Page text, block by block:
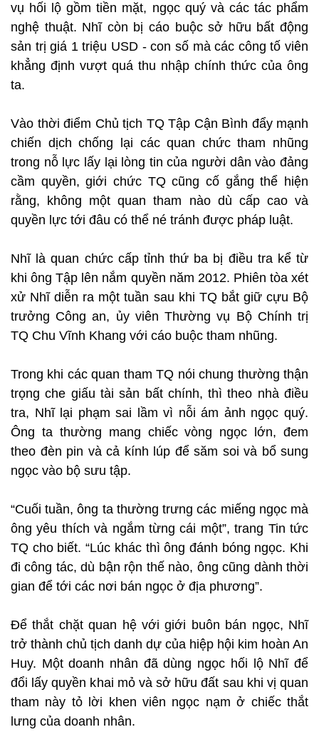
vụ hối lộ gồm tiền mặt, ngọc quý và các tác phẩm
nghệ thuật. Nhĩ còn bị cáo buộc sở hữu bất động
sản trị giá 1 triệu USD - con số mà các công tố viên
khẳng định vượt quá thu nhập chính thức của ông
ta.
Vào thời điểm Chủ tịch TQ Tập Cận Bình đẩy mạnh
chiến dịch chống lại các quan chức tham nhũng
trong nỗ lực lấy lại lòng tin của người dân vào đảng
cầm quyền, giới chức TQ cũng cố gắng thể hiện
rằng, không một quan tham nào dù cấp cao và
quyền lực tới đâu có thể né tránh được pháp luật.
Nhĩ là quan chức cấp tỉnh thứ ba bị điều tra kể từ
khi ông Tập lên nắm quyền năm 2012. Phiên tòa xét
xử Nhĩ diễn ra một tuần sau khi TQ bắt giữ cựu Bộ
trưởng Công an, ủy viên Thường vụ Bộ Chính trị
TQ Chu Vĩnh Khang với cáo buộc tham nhũng.
Trong khi các quan tham TQ nói chung thường thận
trọng che giấu tài sản bất chính, thì theo nhà điều
tra, Nhĩ lại phạm sai lầm vì nỗi ám ảnh ngọc quý.
Ông ta thường mang chiếc vòng ngọc lớn, đem
theo đèn pin và cả kính lúp để săm soi và bổ sung
ngọc vào bộ sưu tập.
“Cuối tuần, ông ta thường trưng các miếng ngọc mà
ông yêu thích và ngắm từng cái một”, trang Tin tức
TQ cho biết. “Lúc khác thì ông đánh bóng ngọc. Khi
đi công tác, dù bận rộn thế nào, ông cũng dành thời
gian để tới các nơi bán ngọc ở địa phương”.
Để thắt chặt quan hệ với giới buôn bán ngọc, Nhĩ
trở thành chủ tịch danh dự của hiệp hội kim hoàn An
Huy. Một doanh nhân đã dùng ngọc hối lộ Nhĩ để
đổi lấy quyền khai mỏ và sở hữu đất sau khi vị quan
tham này tỏ lời khen viên ngọc nạm ở chiếc thắt
lưng của doanh nhân.